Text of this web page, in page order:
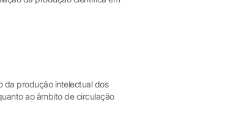
da produção intelectual dos
ao âmbito de circulação